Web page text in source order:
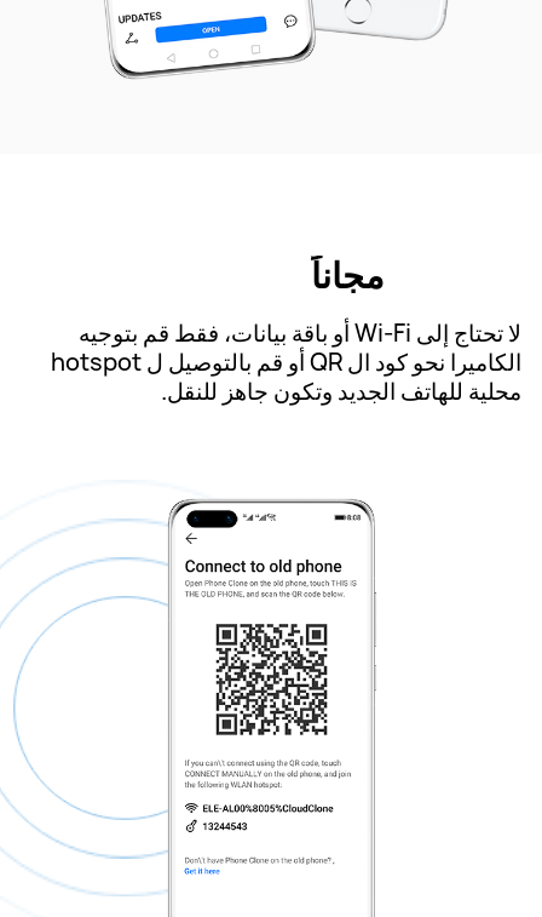
مجاناً
لا تحتاج إلى Wi-Fi أو باقة بيانات، فقط قم بتوجيه
الكاميرا نحو كود ال QR أو قم بالتوصيل ل hotspot
محلية للهاتف الجديد وتكون جاهز للنقل.